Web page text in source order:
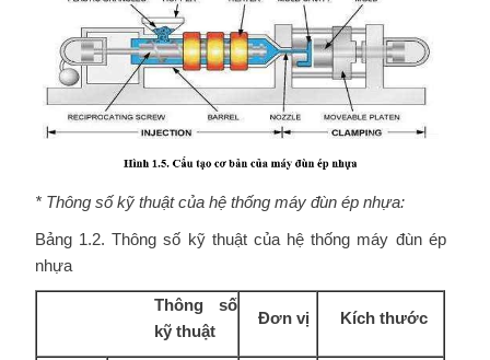
* Thông số kỹ thuật của hệ thống máy đùn ép nhựa:
Bảng 1.2. Thông số kỹ thuật của hệ thống máy đùn ép
nhựa
Thông số
kỹ thuật
Đơn vị Kích thước